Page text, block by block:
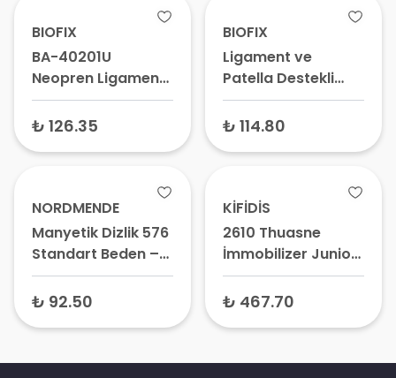
BIOFIX
BA-40201U
Neopren Ligament
Patella Destekli
Dizlik Standart
₺ 126.35
BIOFIX
Ligament ve
Patella Destekli
Örme Dizlik XLarge
– Atel Dizlik, Diz
₺ 114.80
NORDMENDE
Manyetik Dizlik 576
Standart Beden –
Medikal Dizlik,
Ayarlanabilir Eklem
₺ 92.50
KİFİDİS
2610 Thuasne
İmmobilizer Junior
Ligaflex Immo
Dizlik 30 cm –
Dizlik
₺ 467.70